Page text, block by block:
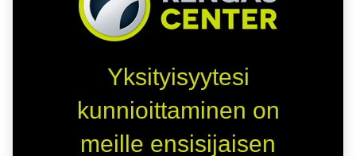
Yksityisyytesi
kunnioittaminen on
meille ensisijaisen